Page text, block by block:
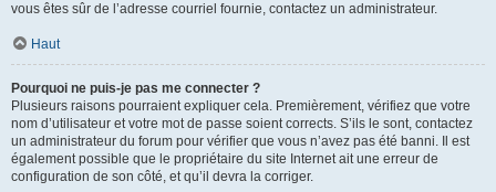
vous êtes sûr de l’adresse courriel fournie, contactez un administrateur.
Haut
Pourquoi ne puis-je pas me connecter ?
Plusieurs raisons pourraient expliquer cela. Premièrement, vérifiez que votre
nom d’utilisateur et votre mot de passe soient corrects. S’ils le sont, contactez
un administrateur du forum pour vérifier que vous n’avez pas été banni. Il est
également possible que le propriétaire du site Internet ait une erreur de
configuration de son côté, et qu’il devra la corriger.